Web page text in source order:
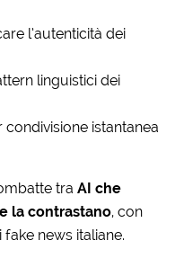
l’autenticità dei
linguistici dei
condivisione istantanea
traAI che
la contrastano, con
news italiane.